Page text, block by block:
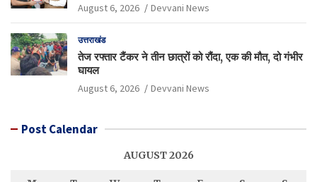
August 6, 2026 Devvani News
उत्तराखंड
तेज रफ्तार टैंकर ने तीन छात्रों को रौंदा, एक की मौत, दो गंभीर
घायल
August 6, 2026 Devvani News
Post Calendar
AUGUST 2026